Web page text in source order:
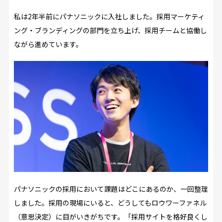
私は2年半前にパナソニックに入社しました。採用マーケティ
ング・ブランディングの部門を立ち上げ、採用チームと協働し
ながら進めています。
パナソニックの採用において課題はどこにあるのか、一回整理
しました。採用の現場にいると、どうしてもロウワーファネル
（意思決定）に目がいきがちです。「採用サイトを格好良くし